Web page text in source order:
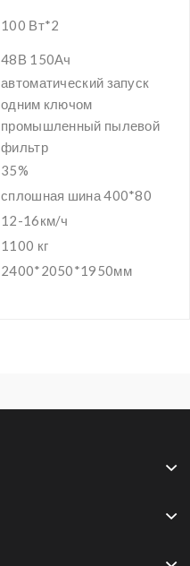
100 Вт*2
48В 150Ач
автоматический запуск
одним ключом
промышленный пылевой
фильтр
35%
сплошная шина 400*80
12-16км/ч
1100 кг
2400*2050*1950мм